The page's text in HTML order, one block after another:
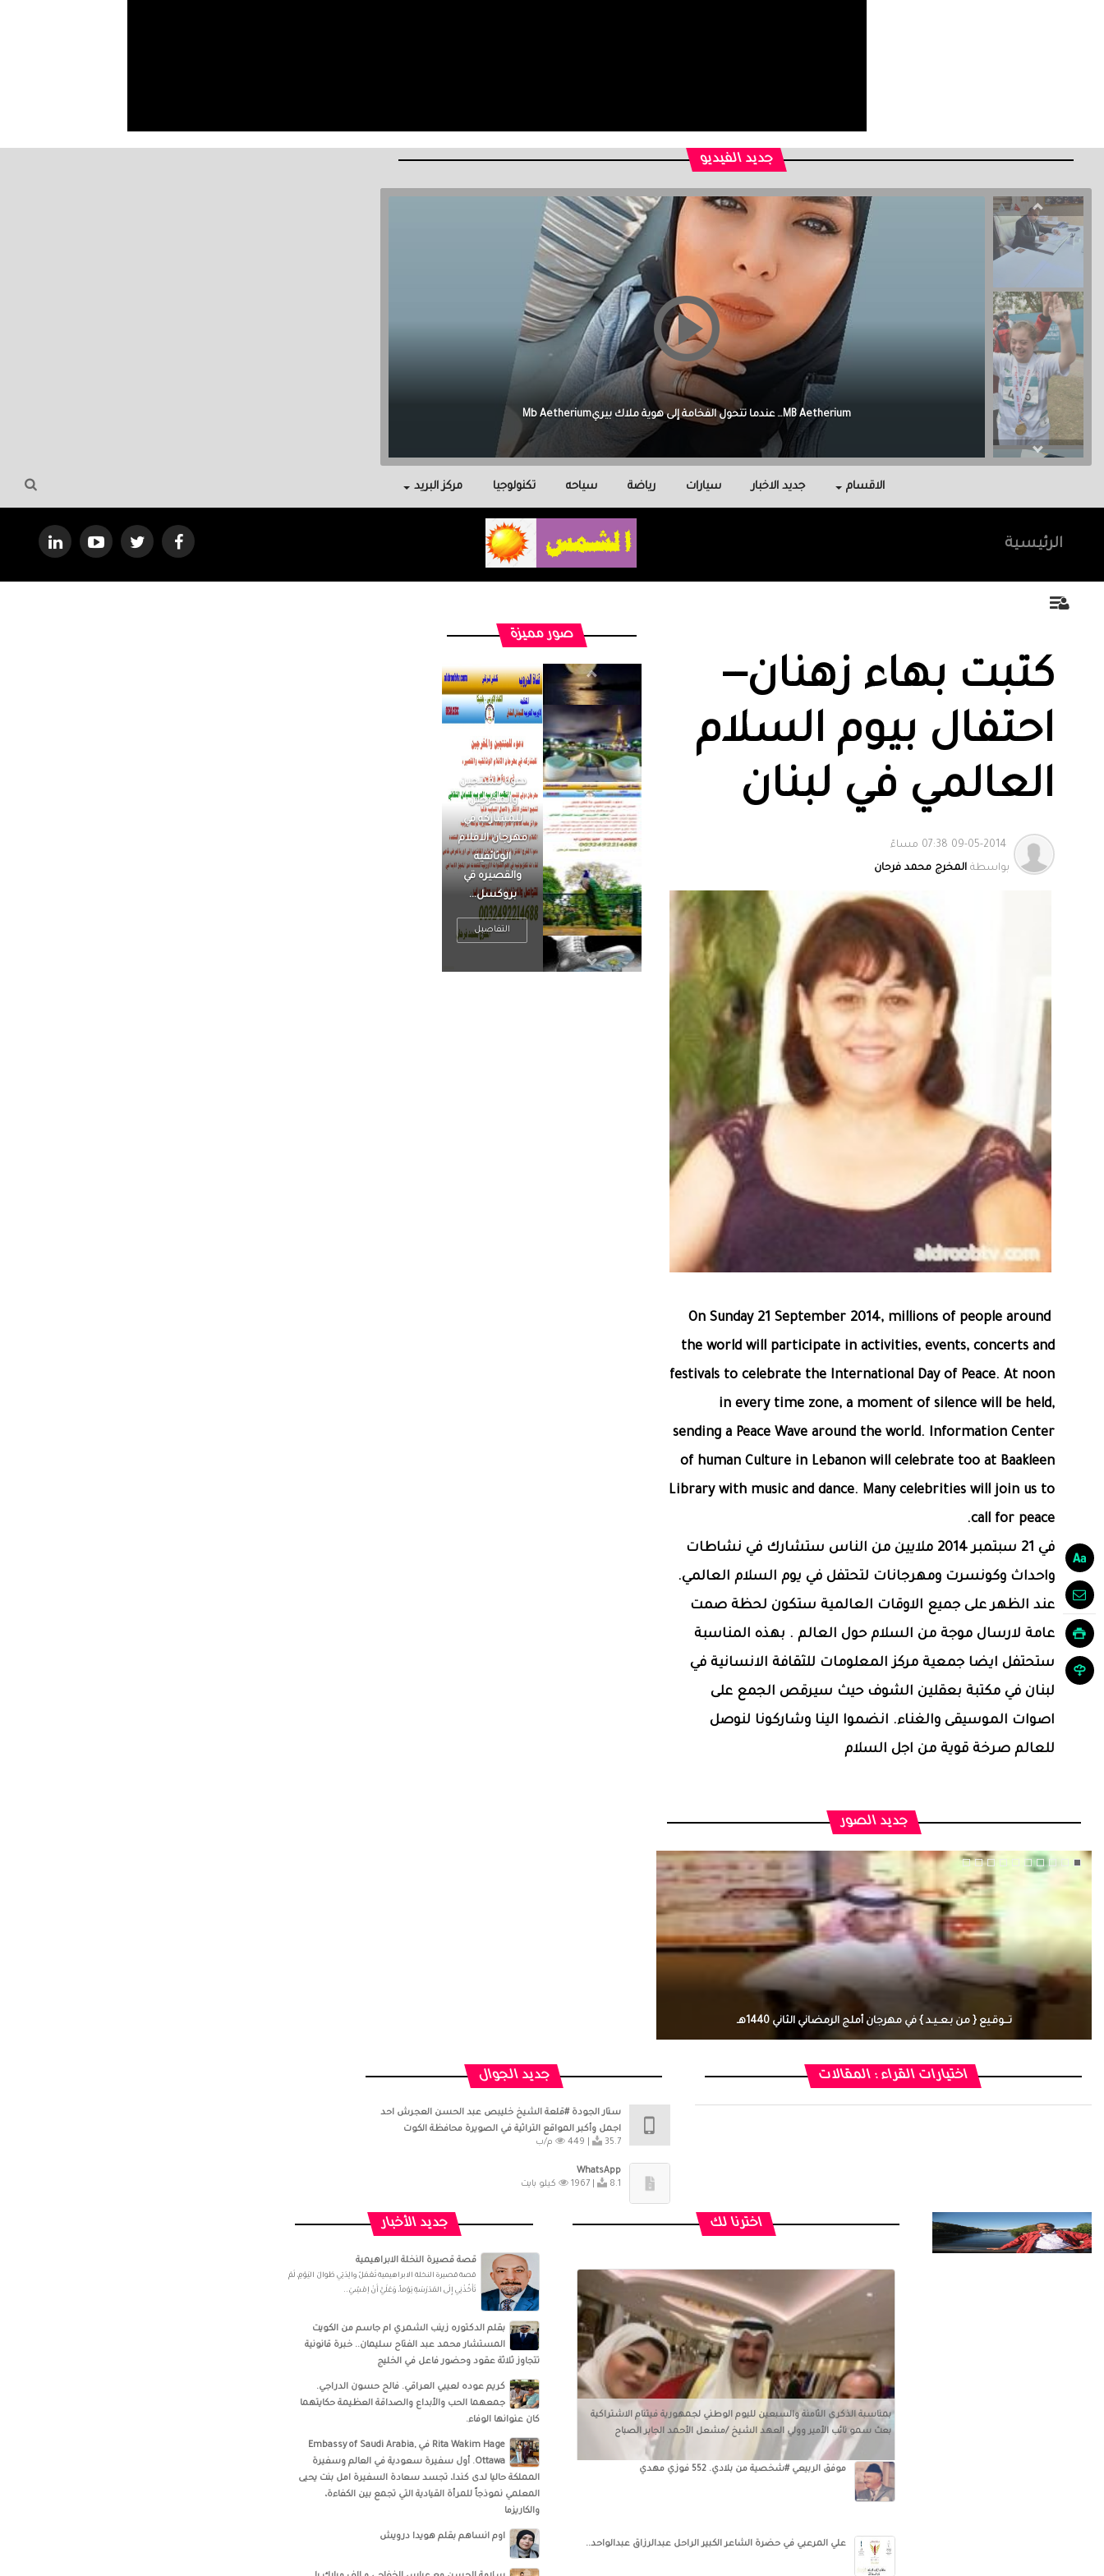
جديد الفيديو
Malak Berri وراء كل نجاح عائلة آمنت بي، واحتوتني، وكانت سندي في أصعب اللحظات.
الاقسام جديد الاخبار سيارات رياضة سياحه تكنولوجيا مركز البريد
الرئيسية
كتبت بهاء زهنان--
احتفال بيوم السلام
العالمي في لبنان
بواسطة المخرج محمد فرحان
On Sunday 21 September 2014, millions of people around
the world will participate in activities, events, concerts and
festivals to celebrate the International Day of Peace. At noon
in every time zone, a moment of silence will be held,
sending a Peace Wave around the world. Information Center
of human Culture in Lebanon will celebrate too at Baakleen
Library with music and dance. Many celebrities will join us to
call for peace.
في 21 سبتمبر 2014 ملايين من الناس ستشارك في نشاطات
واحداث وكونسرت ومهرجانات لتحتفل في يوم السلام العالمي.
عند الظهر على جميع الاوقات العالمية ستكون لحظة صمت
عامة لارسال موجة من السلام حول العالم . بهذه المناسبة
ستحتفل ايضا جمعية مركز المعلومات للثقافة الانسانية في
لبنان في مكتبة بعقلين الشوف حيث سيرقص الجمع على
اصوات الموسيقى والغناء. انضموا الينا وشاركونا لنوصل
للعالم صرخة قوية من اجل السلام
صور مميزة
الرجل العظيم
يكون مطمئناً ،
يتحرر من القلق
، بينما الرجل
ضيق الأفق
فعادة ما يكون
متوتراً
التفاصيل
جديد الصور
تـــوقـيع { من بـعــيـد } في مهرجان أملج الرمضاني الثاني 1440هـ
اختيارات القراء : المقالات جديد الجوال
ستار الجودة #قلعة الشيخ خليبص عبد الحسن العجرش احد
اجمل وأكبر المواقع التراثية في الصويرة محافظة الكوت
449 |
35.7 م/ب
WhatsApp
1967 |
8.1 كيلو بايت
اخترنا لك
بمناسبة الذكرى الثامنة والسبعين لليوم الوطني لجمهورية فيتنام الاشتراكية
بعث سمو نائب الأمير وولي العهد الشيخ /مشعل الأحمد الجابر الصباح
موفق الربيعي #شخصية من بلادي. 552 فوزي مهدي
علي المرعبي في حضرة الشاعر الكبير الراحل عبدالرزاق عبدالواحد..
جديد الأخبار
قصة قصيرة النخلة الابراهيمية
قصة قصيرة النخلة الابراهيمية تَعْمَلُ والِدَتِي طَوالَ اليَوْمِ، لَمْ
تَأْخُذْنِي إِلَى المَدْرَسَةِ يَوْماً، وَعَلَيَّ أَنْ اِمْشِيَ..
بقلم الدكتوره زينب الشمري ام جاسم من الكويت
المستشار محمد عبد الفتاح سليمان.. خبرة قانونية
تتجاوز ثلاثة عقود وحضور فاعل في الخليج
كريم عوده لعيبي العراقي. فالح حسون الدراجي.
جمعهما الحب والأبداع والصداقة العظيمة حكايتهما
كان عنوانها الوفاء.
‏‎Rita Wakim Hage‎‏ في ‏‎Embassy of Saudi Arabia,
Ottawa‎‏. أول سفيرة سعودية في العالم وسفيرة
المملكة حاليا لدى كندا، تجسد سعادة السفيرة امل بنت يحيى
المعلمي نموذجاً للمرأة القيادية التي تجمع بين الكفاءة،
والكاريزما
اوم انساهم بقلم هويدا درويش